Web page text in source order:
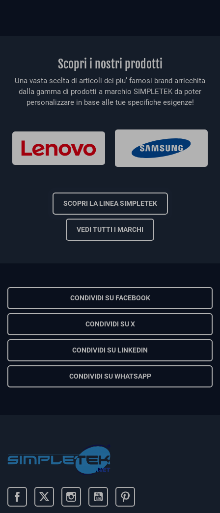
Scopri i nostri prodotti
Una vasta scelta di articoli dei piu’ famosi brand arricchita
dalla gamma di prodotti a marchio SIMPLETEK da poter
personalizzare in base alle tue specifiche esigenze!
SCOPRI LA LINEA SIMPLETEK
VEDI TUTTI I MARCHI
CONDIVIDI SU FACEBOOK
CONDIVIDI SU X
CONDIVIDI SU LINKEDIN
CONDIVIDI SU WHATSAPP